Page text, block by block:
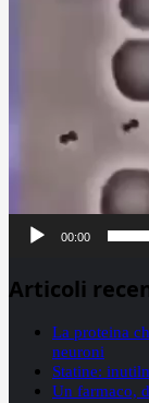
00:00
Articoli
La proteina
neuroni
Statine:
Un farmaco,